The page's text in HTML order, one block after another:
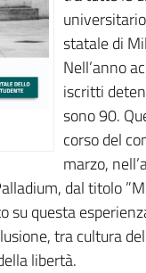
statale di
Nell’anno
iscritti
sono 90.
corso del
marzo,
dal titolo
su questa
tra cultura
libertà.